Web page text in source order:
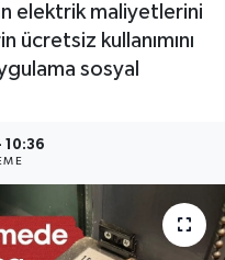
elektrik maliyetlerini
kullanımını
sosyal
10:36